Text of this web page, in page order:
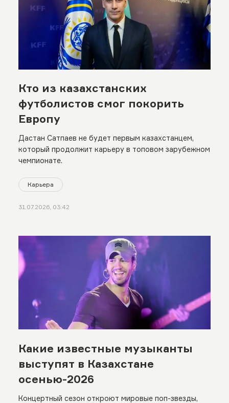
Кто из казахстанских
футболистов смог покорить
Европу
Дастан Сатпаев не будет первым казахстанцем,
который продолжит карьеру в топовом зарубежном
чемпионате.
Карьера
31.07.2026, 03:42
Какие известные музыканты
выступят в Казахстане
осенью-2026
Концертный сезон откроют мировые поп-звезды,